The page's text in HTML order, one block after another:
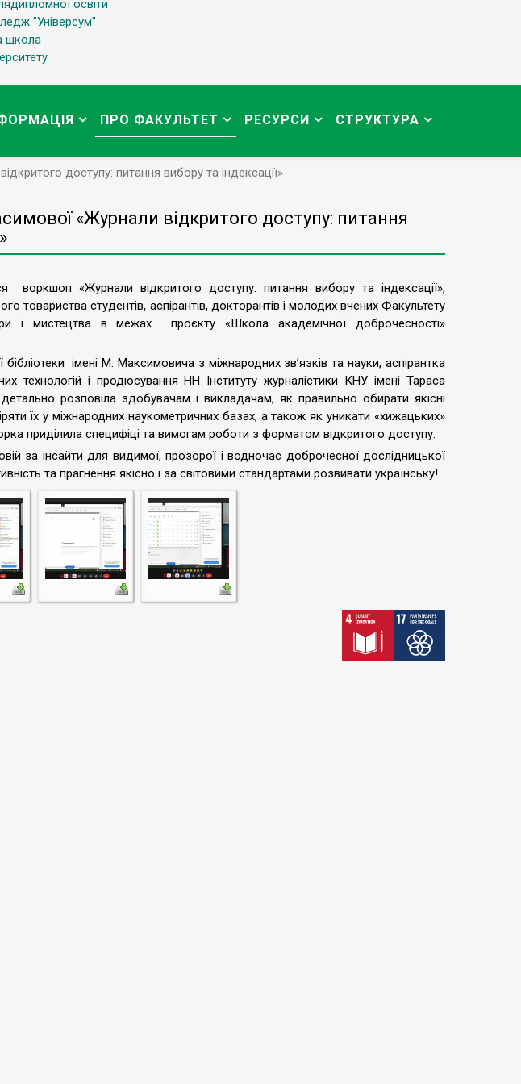
освіти
"Універсум"
школа
ПРО ФАКУЛЬТЕТ РЕСУРСИ СТРУКТУРА
доступу: питання вибору та індексації»
«Журнали відкритого доступу: питання
воркшоп «Журнали відкритого доступу: питання вибору та індексації»,
товариства студентів, аспірантів, докторантів і молодих вчених Факультету
і мистецтва в межах проєкту «Школа академічної доброчесності»
імені М. Максимовича з міжнародних звʼязків та науки, аспірантка
технологій і продюсування НН Інституту журналістики КНУ імені Тараса
розповіла здобувачам і викладачам, як правильно обирати якісні
їх у міжнародних наукометричних базах, а також як уникати «хижацьких»
приділила специфіці та вимогам роботи з форматом відкритого доступу.
за інсайти для видимої, прозорої і водночас доброчесної дослідницької
та прагнення якісно і за світовими стандартами розвивати українську!